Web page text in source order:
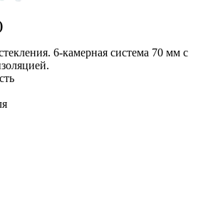
6-камерная система 70 мм с